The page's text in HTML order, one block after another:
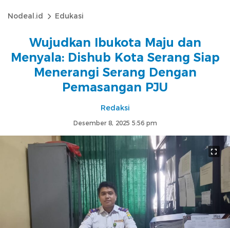
Nodeal.id Edukasi
Wujudkan Ibukota Maju dan
Menyala: Dishub Kota Serang Siap
Menerangi Serang Dengan
Pemasangan PJU
Redaksi
Desember 8, 2025 5:56 pm